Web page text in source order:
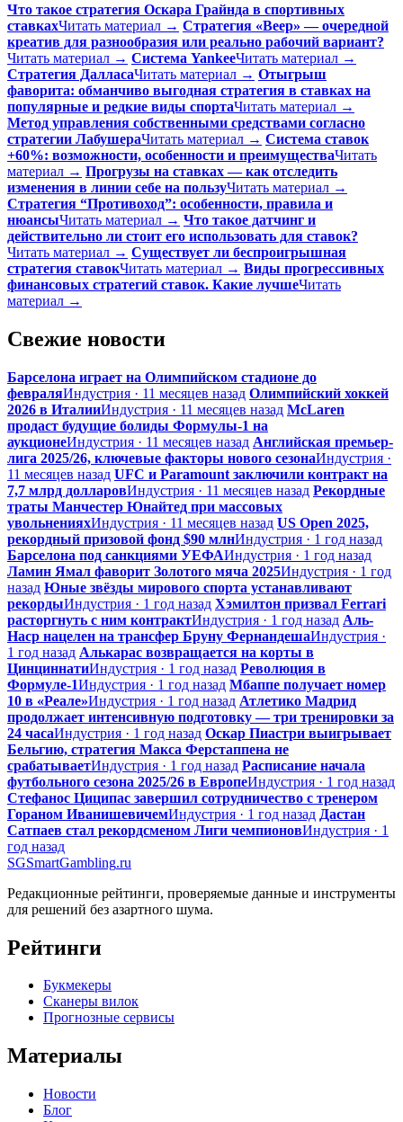
Что такое стратегия Оскара Грайнда в спортивных
ставкахЧитать материал → Стратегия «Веер» — очередной
креатив для разнообразия или реально рабочий вариант?
Читать материал → Система YankeeЧитать материал →
Стратегия ДалласаЧитать материал → Отыгрыш
фаворита: обманчиво выгодная стратегия в ставках на
популярные и редкие виды спортаЧитать материал →
Метод управления собственными средствами согласно
стратегии ЛабушераЧитать материал → Система ставок
+60%: возможности, особенности и преимуществаЧитать
материал → Прогрузы на ставках — как отследить
изменения в линии себе на пользуЧитать материал →
Стратегия “Противоход”: особенности, правила и
нюансыЧитать материал → Что такое датчинг и
действительно ли стоит его использовать для ставок?
Читать материал → Существует ли беспроигрышная
стратегия ставокЧитать материал → Виды прогрессивных
финансовых стратегий ставок. Какие лучшеЧитать
материал →
Свежие новости
Барселона играет на Олимпийском стадионе до
февраляИндустрия · 11 месяцев назад Олимпийский хоккей
2026 в ИталииИндустрия · 11 месяцев назад McLaren
продаст будущие болиды Формулы-1 на
аукционеИндустрия · 11 месяцев назад Английская премьер-
лига 2025/26, ключевые факторы нового сезонаИндустрия ·
11 месяцев назад UFC и Paramount заключили контракт на
7,7 млрд долларовИндустрия · 11 месяцев назад Рекордные
траты Манчестер Юнайтед при массовых
увольненияхИндустрия · 11 месяцев назад US Open 2025,
рекордный призовой фонд $90 млнИндустрия · 1 год назад
Барселона под санкциями УЕФАИндустрия · 1 год назад
Ламин Ямал фаворит Золотого мяча 2025Индустрия · 1 год
назад Юные звёзды мирового спорта устанавливают
рекордыИндустрия · 1 год назад Хэмилтон призвал Ferrari
расторгнуть с ним контрактИндустрия · 1 год назад Аль-
Наср нацелен на трансфер Бруну ФернандешаИндустрия ·
1 год назад Алькарас возвращается на корты в
ЦинциннатиИндустрия · 1 год назад Революция в
Формуле-1Индустрия · 1 год назад Мбаппе получает номер
10 в «Реале»Индустрия · 1 год назад Атлетико Мадрид
продолжает интенсивную подготовку — три тренировки за
24 часаИндустрия · 1 год назад Оскар Пиастри выигрывает
Бельгию, стратегия Макса Ферстаппена не
срабатываетИндустрия · 1 год назад Расписание начала
футбольного сезона 2025/26 в ЕвропеИндустрия · 1 год назад
Стефанос Циципас завершил сотрудничество с тренером
Гораном ИванишевичемИндустрия · 1 год назад Дастан
Сатпаев стал рекордсменом Лиги чемпионовИндустрия · 1
год назад
SGSmartGambling.ru
Редакционные рейтинги, проверяемые данные и инструменты
для решений без азартного шума.
Рейтинги
Букмекеры
Сканеры вилок
Прогнозные сервисы
Материалы
Новости
Блог